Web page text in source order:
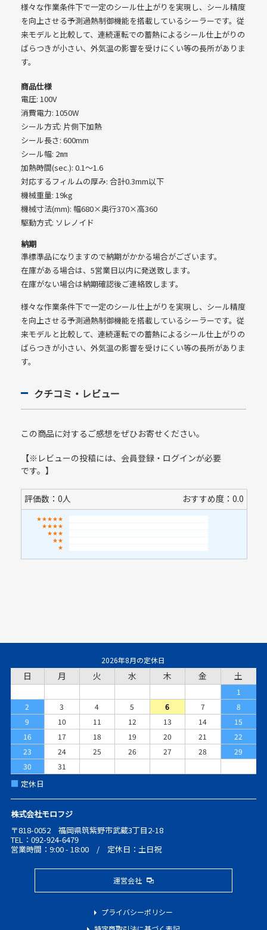
様々な作業条件下で一定のシール仕上がりを実現し、シール精度
を向上させる予測過熱制御機能を搭載しているシーラーです。従
来モデルと比較して、連続運転での蓄熱によるシール仕上がりの
ばらつきが小さい、外気温の影響を受けにくい等の長所がありま
す。
商品仕様
電圧: 100V
消費電力: 1050W
シール方式: 片側下加熱
シール長さ: 600mm
シール幅: 2㎜
加熱時間(sec.): 0.1〜1.6
対応するフィルムの厚み: 合計0.3mm以下
機械重量: 19kg
機械寸法(mm): 幅680×奥行370×高360
駆動方式: ソレノイド
納期
準標準品になりますので納期がかかる場合がございます。
在庫がある場合は、5営業日以内に発送致します。
在庫がない場合は納期確認後ご連絡致します。
様々な作業条件下で一定のシール仕上がりを実現し、シール精度
を向上させる予測過熱制御機能を搭載しているシーラーです。従
来モデルと比較して、連続運転での蓄熱によるシール仕上がりの
ばらつきが小さい、外気温の影響を受けにくい等の長所がありま
す。
クチコミ・レビュー
この商品に対するご感想をぜひお寄せください。
【※レビューの投稿には、会員登録・ログインが必要
です。】
評価数：0人 おすすめ度：0.0
★★★★★
★★★★
★★★
★★
★
2026年8月の定休日
日 月 火 水 木 金 土
1
2
3 4 5 6 7
8
9
10 11 12 13 14
15
16
17 18 19 20 21
22
23
24 25 26 27 28
29
30
31
■ 定休日
株式会社モロフジ
〒818-0052 福岡県筑紫野市武蔵3丁目2-18
TEL：092-924-6479
営業時間：9:00 - 18:00 / 定休日：土日祝
運営会社
プライバシーポリシー